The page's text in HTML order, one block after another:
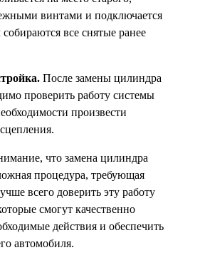
винтами и подключается
все снятые ранее
После замены цилиндра
проверить работу системы
произвести
что замена цилиндра
процедура, требующая
всего доверить эту работу
смогут качественно
действия и обеспечить
автомобиля.